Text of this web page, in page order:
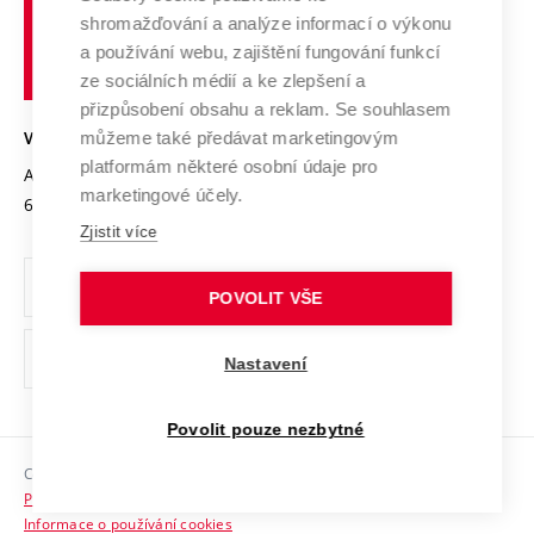
Výzkumné infrastruktury
Transfer znalostí
Open Science
Projekty
Projekty ze strukturálních fondů
Specifický výzkum
Mezinárodní dohody
Univerzitní sítě
Udržitelná univerzita
Podnikavá univerzita / ContriBUTe
Bezpečná univerzita
Vyznamenání
Organizační struktura
Ochrana osobních údajů
odkaz)
Sociální bezpečí
HR Award
učení
technické
Brně
VYSOKÉ UČENÍ TECHNICKÉ V BRNĚ
Antonínská 548/1
602 00 Brno
www.vut.cz
vut@vutbr.cz
Copyright © 2026 VUT
Prohlášení o přístupnosti
Informace o používání cookies
shromažďování a analýze informací o výkonu
a používání webu, zajištění fungování funkcí
ze sociálních médií a ke zlepšení a
přizpůsobení obsahu a reklam. Se souhlasem
můžeme také předávat marketingovým
platformám některé osobní údaje pro
marketingové účely.
Zjistit více
POVOLIT VŠE
Nastavení
Povolit pouze nezbytné